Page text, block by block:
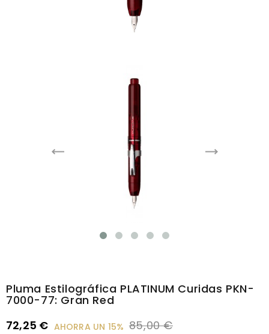
Pluma Estilográfica PLATINUM Curidas PKN-
7000-77: Gran Red
72,25 € AHORRA UN 15% 85,00 €